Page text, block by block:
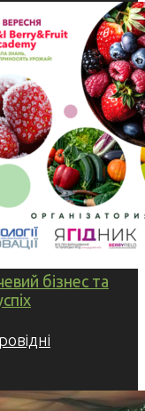
бізнес та